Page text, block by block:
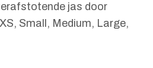
jas door
Small, Medium, Large,